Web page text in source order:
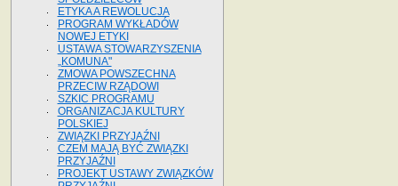
ETYKA A REWOLUCJA
PROGRAM WYKŁADÓW
NOWEJ ETYKI
USTAWA STOWARZYSZENIA
„KOMUNA"
ZMOWA POWSZECHNA
PRZECIW RZĄDOWI
SZKIC PROGRAMU
ORGANIZACJA KULTURY
POLSKIEJ
ZWIĄZKI PRZYJAŹNI
CZEM MAJĄ BYĆ ZWIĄZKI
PRZYJAŹNI
PROJEKT USTAWY ZWIĄZKÓW